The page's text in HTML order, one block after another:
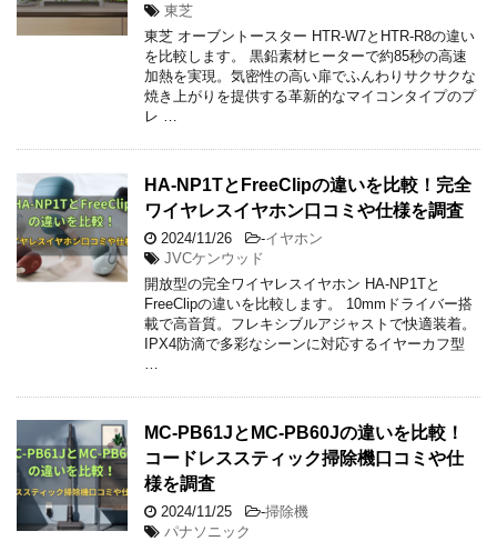
東芝
東芝 オーブントースター HTR-W7とHTR-R8の違い
を比較します。 黒鉛素材ヒーターで約85秒の高速
加熱を実現。気密性の高い扉でふんわりサクサクな
焼き上がりを提供する革新的なマイコンタイプのプ
レ …
HA-NP1TとFreeClipの違いを比較！完全
ワイヤレスイヤホン口コミや仕様を調査
2024/11/26 -イヤホン
JVCケンウッド
開放型の完全ワイヤレスイヤホン HA-NP1Tと
FreeClipの違いを比較します。 10mmドライバー搭
載で高音質。フレキシブルアジャストで快適装着。
IPX4防滴で多彩なシーンに対応するイヤーカフ型
MC-PB61JとMC-PB60Jの違いを比較！
コードレススティック掃除機口コミや仕
様を調査
2024/11/25 -掃除機
パナソニック